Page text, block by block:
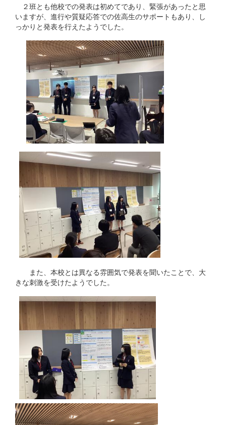
２班とも他校での発表は初めてであり、緊張があったと思
いますが、進行や質疑応答での佐高生のサポートもあり、し
っかりと発表を行えたようでした。
また、本校とは異なる雰囲気で発表を聞いたことで、大
きな刺激を受けたようでした。